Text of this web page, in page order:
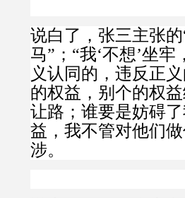
说白了，张三主张的
马”；“我‘不想’坐牢
义认同的，违反正
的权益，别个的权
让路；谁要是妨碍
益，我不管对他们
涉。